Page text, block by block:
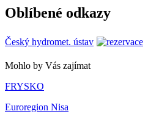
Oblíbené odkazy
Český hydromet. ústav
Mohlo by Vás zajímat
FRYSKO
Euroregion Nisa